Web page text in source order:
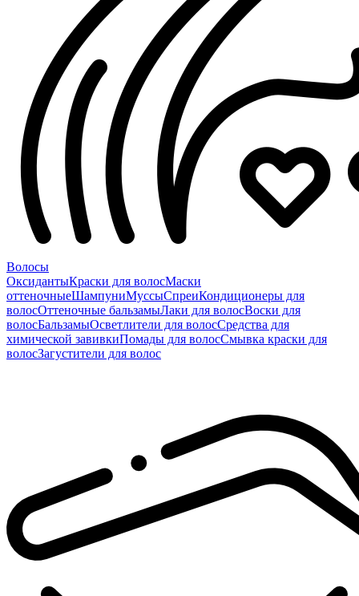
Волосы
ОксидантыКраски для волосМаски
оттеночныеШампуниМуссыСпреиКондиционеры для
волосОттеночные бальзамыЛаки для волосВоски для
волосБальзамыОсветлители для волосСредства для
химической завивкиПомады для волосСмывка краски для
волосЗагустители для волос